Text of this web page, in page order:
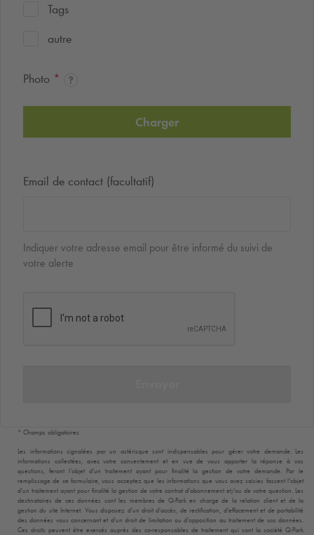
Tags
autre
Photo *
Charger
Email de contact (facultatif)
Indiquer votre adresse email pour être informé du suivi de
votre alerte
* Champs obligatoires
Les informations signalées par un astérisque sont indispensables pour gérer votre demande. Les
informations collectées, avec votre consentement et en vue de vous apporter la réponse à vos
questions, feront l’objet d’un traitement ayant pour finalité la gestion de votre demande. Par le
remplissage de ce formulaire, vous acceptez que les informations que vous avez saisies fassent l’objet
d’un traitement ayant pour finalité la gestion de votre contrat d’abonnement et/ou de votre question. Les
destinataires de ces données sont les membres de Q-Parken charge de la relation client et de la
gestion du site Internet. Vous disposez d’un droit d’accès, de rectification, d’effacement et de portabilité
des données vous concernant et d’un droit de limitation ou d’opposition au traitement de vos données.
Ces droits peuvent être exercés auprès des co-responsables de traitement qui sont la société Q-Park